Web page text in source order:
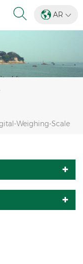
AR
Weighing-Scale